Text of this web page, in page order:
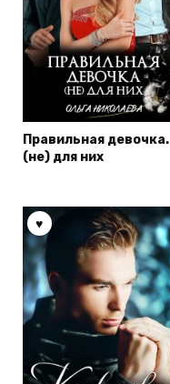
Правильная девочка.
(не) для них